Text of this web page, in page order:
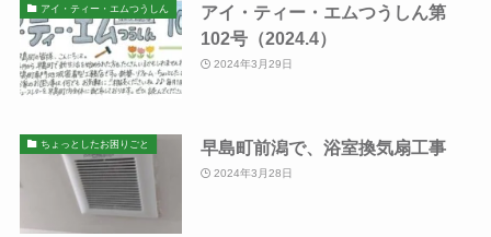
アイ・ティー・エムつうしん
アイ・ティー・エムつうしん第
102号（2024.4）
2024年3月29日
ちょっとしたお困りごと 早島町前潟で、浴室換気扇工事
2024年3月28日